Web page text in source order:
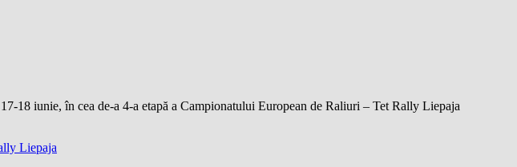
18 iunie, în cea de-a 4-a etapă a Campionatului European de Raliuri – Tet Rally Liepaja
Liepaja